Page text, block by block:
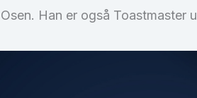
Han er også